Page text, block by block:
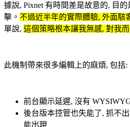
據說, Pixnet 有時間差是故意的, 目
擊。 不過近半年的實際體驗, 外面駭
單說, 這個策略根本讓我無感, 對我
此機制帶來很多編輯上的麻煩, 包括:
前台顯示延遲, 沒有
後台版本控管也失能了, 抓不
能出現